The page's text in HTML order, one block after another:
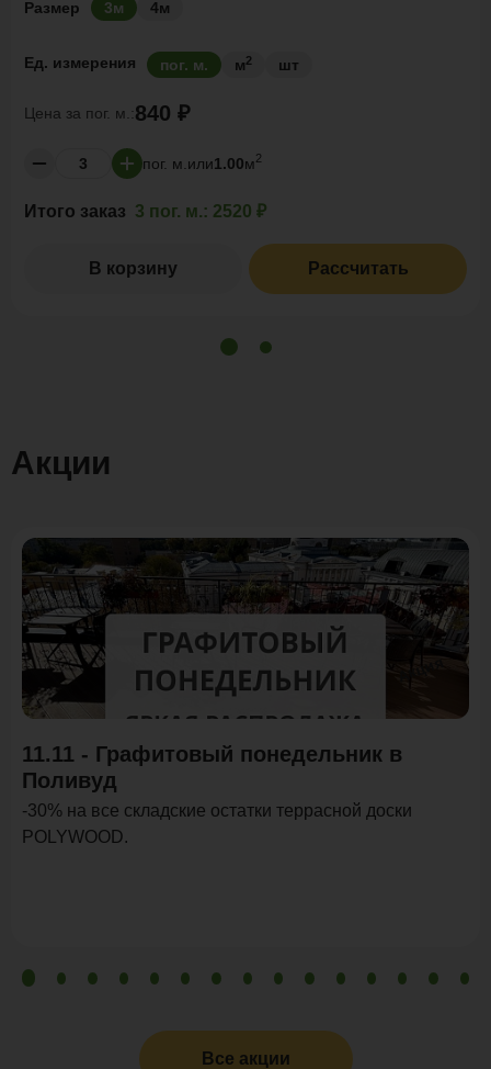
Размер 3м 4м
Ед. измерения пог. м. м2 шт
Цена за пог. м.:840 ₽
пог. м. или1.00м2
Итого заказ 3 пог. м.: 2520 ₽
В корзину Рассчитать
Акции
Акция
11.11 - Графитовый понедельник в
Поливуд
-30% на все складские остатки террасной доски
POLYWOOD.
Все акции